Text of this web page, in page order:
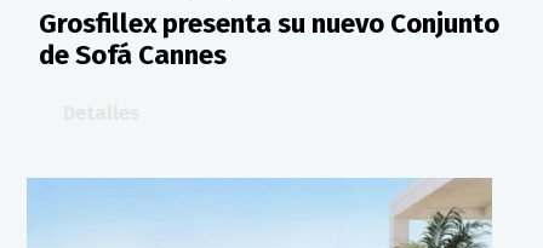
Grosfillex presenta su nuevo Conjunto
de Sofá Cannes